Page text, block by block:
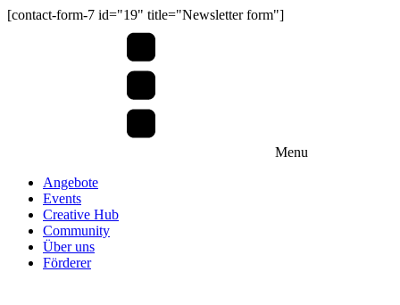
[contact-form-7 id="19" title="Newsletter form"]
Menu
Angebote
Events
Creative Hub
Community
Über uns
Förderer